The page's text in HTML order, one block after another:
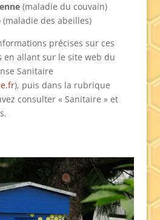
(maladie du couvain)
(maladie des abeilles)
précises sur ces
en allant sur le site web du
Sanitaire
), puis dans la rubrique
consulter « Sanitaire » et